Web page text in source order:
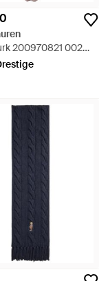
200970821 002
Mouw Dag Jurk Wit